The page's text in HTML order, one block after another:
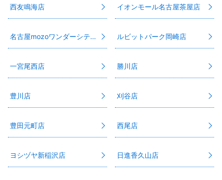
西友鳴海店 イオンモール名古屋茶屋店
名古屋mozoワンダーシティ店 ルビットパーク岡崎店
一宮尾西店 勝川店
豊川店 刈谷店
豊田元町店 西尾店
ヨシヅヤ新稲沢店 日進香久山店